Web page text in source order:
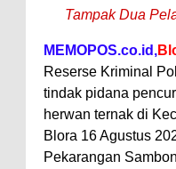
Tampak Dua
MEMOPOS.co.id,
Reserse Kriminal
tindak pidana
herwan ternak di
Blora 16 Agustus
Pekarangan